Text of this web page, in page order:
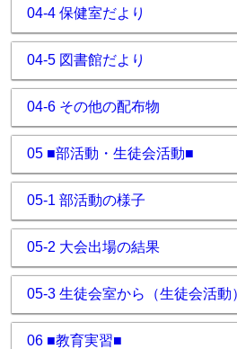
04-4 保健室だより
04-5 図書館だより
04-6 その他の配布物
05 ■部活動・生徒会活動■
05-1 部活動の様子
05-2 大会出場の結果
05-3 生徒会室から（生徒会活動
06 ■教育実習■